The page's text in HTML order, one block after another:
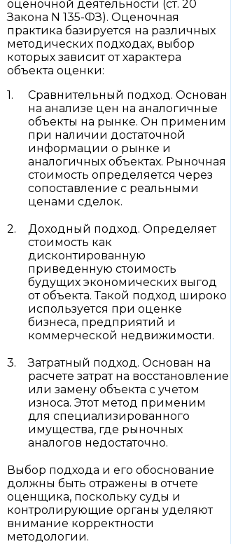
оценочной деятельности (ст. 20
Закона N 135-ФЗ). Оценочная
практика базируется на различных
методических подходах, выбор
которых зависит от характера
объекта оценки:
Сравнительный подход. Основан
на анализе цен на аналогичные
объекты на рынке. Он применим
при наличии достаточной
информации о рынке и
аналогичных объектах. Рыночная
стоимость определяется через
сопоставление с реальными
ценами сделок.
Доходный подход. Определяет
стоимость как
дисконтированную
приведенную стоимость
будущих экономических выгод
от объекта. Такой подход широко
используется при оценке
бизнеса, предприятий и
коммерческой недвижимости.
Затратный подход. Основан на
расчете затрат на восстановление
или замену объекта с учетом
износа. Этот метод применим
для специализированного
имущества, где рыночных
аналогов недостаточно.
Выбор подхода и его обоснование
должны быть отражены в отчете
оценщика, поскольку суды и
контролирующие органы уделяют
внимание корректности
методологии.